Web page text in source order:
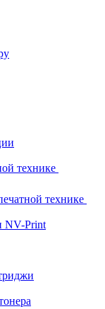
технике
технике
NV-Print